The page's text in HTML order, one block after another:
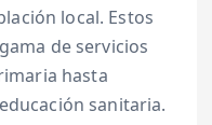
local. Estos
de servicios
hasta
sanitaria.